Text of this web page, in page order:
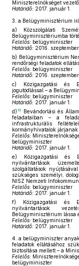
Miniszterelnökséget
Határidő: 2017. január 1.
3. a Belügyminisztérium
a) Közszolgálati
Belügyminisztériumba
Felelős: belügyminiszter
Határidő: 2016. szeptember
b) Belügyminisztérium
rendőrségi feladatok
Felelős: belügyminiszter
Határidő: 2016. szeptember
c) Közigazgatási és
jogutódlással – a
Felelős: belügyminiszter
Határidő: 2017. január 1.
d) 19
Bevándorlási és
feladataiban – a
infrastrukturális
kormányhivatalok járjanak
Felelős:
belügyminiszter
Határidő: 2017. január 1.
e) Közigazgatási és
nyilvántartások
szolgáltatások
szükséges személyi,
NISZ Nemzeti
Felelős: belügyminiszter
Határidő: 2017. január 1.
f) Közigazgatási és
nyilvántartások
Belügyminisztérium lássa
Felelős: belügyminiszter
Határidő: 2017. január 1.
4. a belügyminiszter
feladatok ellátásához
biztosítása mellett – a
Felelős:
belügyminiszter